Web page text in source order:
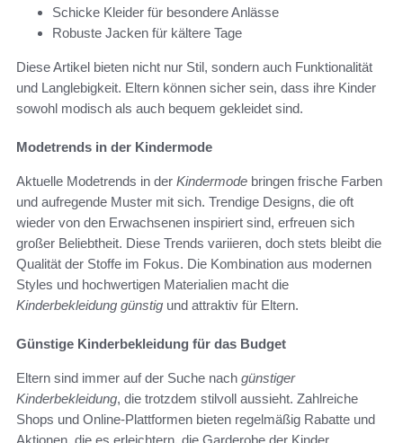
Schicke Kleider für besondere Anlässe
Robuste Jacken für kältere Tage
Diese Artikel bieten nicht nur Stil, sondern auch Funktionalität
und Langlebigkeit. Eltern können sicher sein, dass ihre Kinder
sowohl modisch als auch bequem gekleidet sind.
Modetrends in der Kindermode
Aktuelle Modetrends in der Kindermode bringen frische Farben
und aufregende Muster mit sich. Trendige Designs, die oft
wieder von den Erwachsenen inspiriert sind, erfreuen sich
großer Beliebtheit. Diese Trends variieren, doch stets bleibt die
Qualität der Stoffe im Fokus. Die Kombination aus modernen
Styles und hochwertigen Materialien macht die
Kinderbekleidung günstig und attraktiv für Eltern.
Günstige Kinderbekleidung für das Budget
Eltern sind immer auf der Suche nach günstiger
Kinderbekleidung, die trotzdem stilvoll aussieht. Zahlreiche
Shops und Online-Plattformen bieten regelmäßig Rabatte und
Aktionen, die es erleichtern, die Garderobe der Kinder